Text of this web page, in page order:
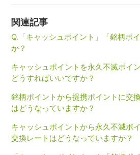
関連記事
Q.「キャッシュポイント」「銘柄ポ
か？
キャッシュポイントを永久不滅ポイ
どうすればいいですか？
銘柄ポイントから提携ポイントに交
はどうなっていますか？
キャッシュポイントから永久不滅ポ
交換レートはどうなっていますか？